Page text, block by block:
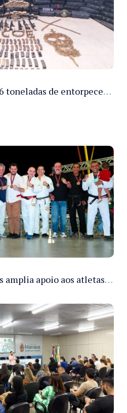
PMAM apreende 16,6 toneladas de entorpecentes e registra aumento nas prisões em flagrante e nas capturas de foragidos no primeiro semestre de 2026
Prefeitura de Manaus amplia apoio aos atletas de 100 para 150 beneficiados a partir do próximo ano